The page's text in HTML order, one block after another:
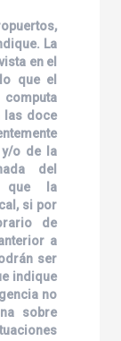
La
en el
que el
las doce
o de la
del
que la
si por
de
a
ser
indique
no
sobre